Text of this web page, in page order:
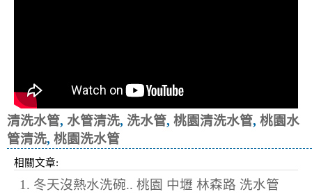
清洗水管, 水管清洗, 洗水管, 桃園清洗水管, 桃園水
管清洗, 桃園洗水管
相關文章:
1. 冬天沒熱水洗碗.. 桃園 中壢 林森路 洗水管